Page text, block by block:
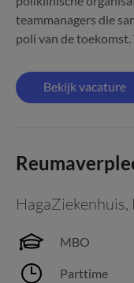
teammanagers die
poli van de
Bekijk vacature
HagaZiekenhuis,
MBO
Parttime